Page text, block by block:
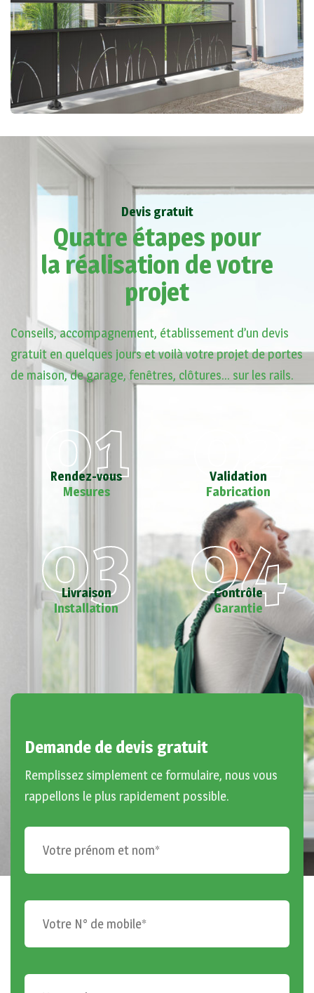
Devis gratuit
Quatre étapes pour
la réalisation de votre
projet
Conseils, accompagnement, établissement d’un devis
gratuit en quelques jours et voilà votre projet de portes
de maison, de garage, fenêtres, clôtures… sur les rails.
01
Rendez-vous
Mesures
02
Validation
Fabrication
03
Livraison
Installation
04
Contrôle
Garantie
Demande de devis gratuit
Remplissez simplement ce formulaire, nous vous
rappellons le plus rapidement possible.